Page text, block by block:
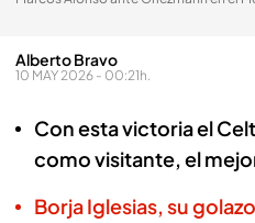
Alberto Bravo
10 MAY 2026 - 00:21h.
Con esta victoria el
como visitante, el
Borja Iglesias, su